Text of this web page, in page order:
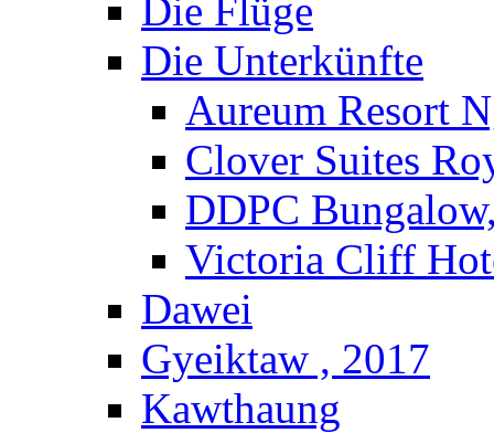
Die Flüge
Die Unterkünfte
Aureum Resort
Clover Suites
DDPC
Victoria Cliff
Dawei
Gyeiktaw , 2017
Kawthaung